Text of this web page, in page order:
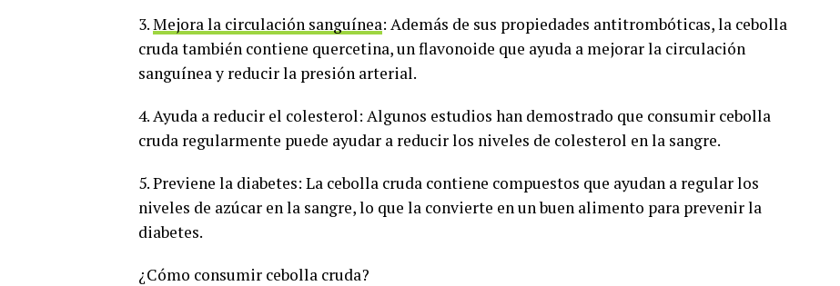
3.Mejora la circulación sanguínea: Además de sus propiedades antitrombóticas, la cebolla
cruda también contiene quercetina, un flavonoide que ayuda a mejorar la circulación
sanguínea y reducir la presión arterial.
4. Ayuda a reducir el colesterol: Algunos estudios han demostrado que consumir cebolla
cruda regularmente puede ayudar a reducir los niveles de colesterol en la sangre.
5. Previene la diabetes: La cebolla cruda contiene compuestos que ayudan a regular los
niveles de azúcar en la sangre, lo que la convierte en un buen alimento para prevenir la
diabetes.
¿Cómo consumir cebolla cruda?